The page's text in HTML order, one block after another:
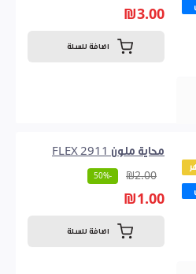
₪3.00
اضافة للسلة
محاية ملون FLEX 2911
₪2.00
-50%
₪1.00
اضافة للسلة